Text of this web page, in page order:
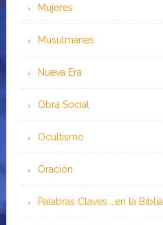
Mujeres
Musulmanes
Nueva Era
Obra Social
Ocultismo
Oración
Palabras Claves …en la Biblia